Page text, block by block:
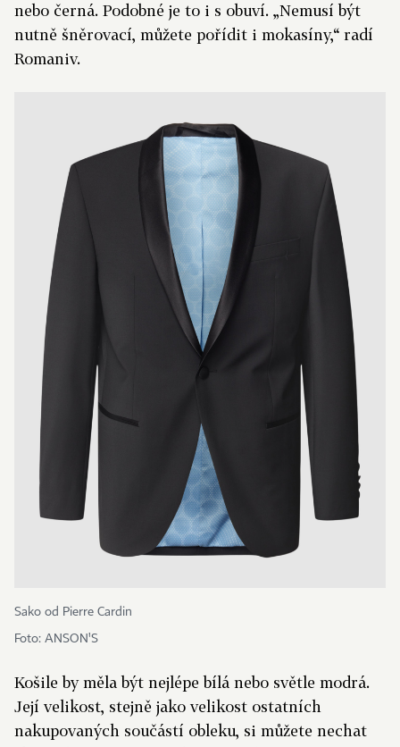
nebo černá. Podobné je to i s obuví. „Nemusí být
nutně šněrovací, můžete pořídit i mokasíny,“ radí
Romaniv.
Sako od Pierre Cardin
Foto: ANSON'S
Košile by měla být nejlépe bílá nebo světle modrá.
Její velikost, stejně jako velikost ostatních
nakupovaných součástí obleku, si můžete nechat